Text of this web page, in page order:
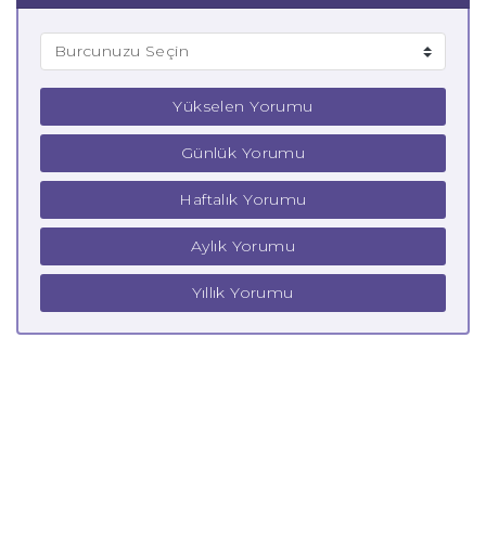
Yükselen Yorumu
Günlük Yorumu
Haftalık Yorumu
Aylık Yorumu
Yıllık Yorumu